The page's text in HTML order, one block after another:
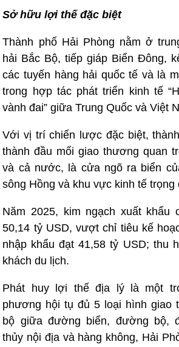
Sở hữu lợi thế đặc biệt
Thành phố Hải Phòng nằm ở
hải Bắc Bộ, tiếp giáp Biển Đông,
các tuyến hàng hải quốc tế và là
trong hợp tác phát triển kinh tế
vành đai” giữa Trung Quốc và Việt
Với vị trí chiến lược đặc biệt,
thành đầu mối giao thương quan
và cả nước, là cửa ngõ ra biển
sông Hồng và khu vực kinh tế trọng
Năm 2025, kim ngạch xuất khẩu
50,14 tỷ USD, vượt chỉ tiêu kế
nhập khẩu đạt 41,58 tỷ USD; thu
khách du lịch.
Phát huy lợi thế địa lý là một
phương hội tụ đủ 5 loại hình giao
bộ giữa đường biển, đường bộ,
thủy nội địa và hàng không, Hải